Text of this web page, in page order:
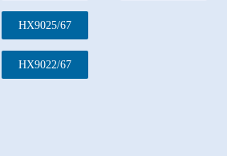
HX9025/67
HX9022/67